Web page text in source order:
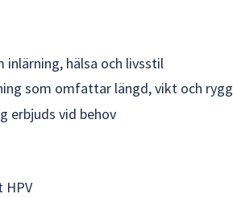
inlärning, hälsa och livsstil
som omfattar längd, vikt och rygg
erbjuds vid behov
HPV